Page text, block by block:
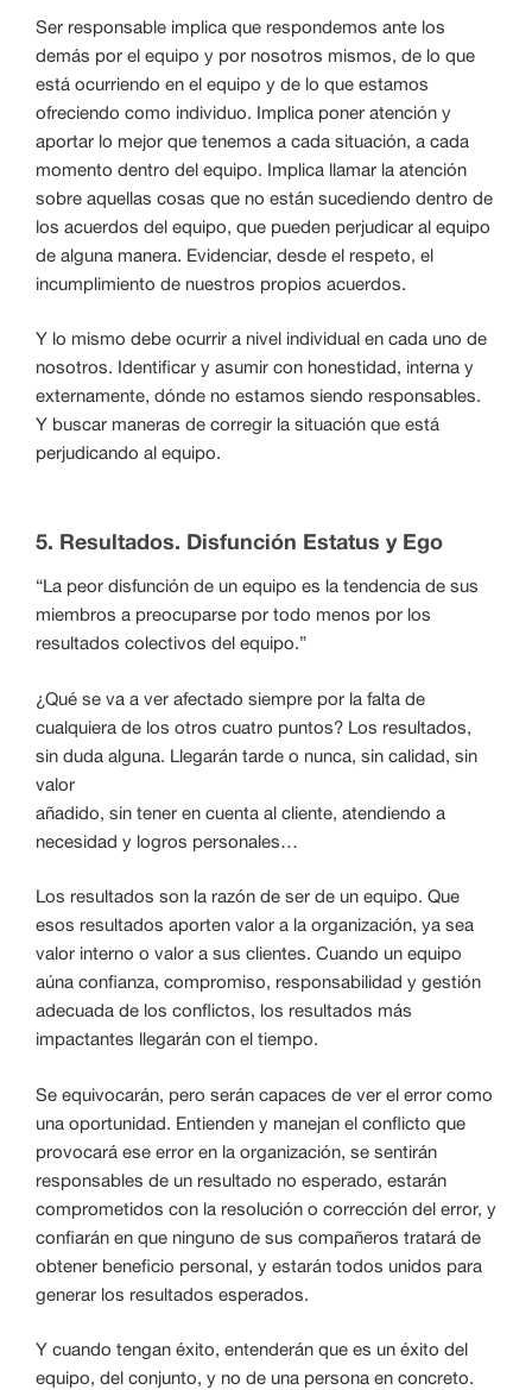
Ser responsable implica que respondemos ante los
demás por el equipo y por nosotros mismos, de lo que
está ocurriendo en el equipo y de lo que estamos
ofreciendo como individuo. Implica poner atención y
aportar lo mejor que tenemos a cada situación, a cada
momento dentro del equipo. Implica llamar la atención
sobre aquellas cosas que no están sucediendo dentro de
los acuerdos del equipo, que pueden perjudicar al equipo
de alguna manera. Evidenciar, desde el respeto, el
incumplimiento de nuestros propios acuerdos.
Y lo mismo debe ocurrir a nivel individual en cada uno de
nosotros. Identificar y asumir con honestidad, interna y
externamente, dónde no estamos siendo responsables.
Y buscar maneras de corregir la situación que está
perjudicando al equipo.
5. Resultados. Disfunción Estatus y Ego
“La peor disfunción de un equipo es la tendencia de sus
miembros a preocuparse por todo menos por los
resultados colectivos del equipo.”
¿Qué se va a ver afectado siempre por la falta de
cualquiera de los otros cuatro puntos? Los resultados,
sin duda alguna. Llegarán tarde o nunca, sin calidad, sin
valor
añadido, sin tener en cuenta al cliente, atendiendo a
necesidad y logros personales…
Los resultados son la razón de ser de un equipo. Que
esos resultados aporten valor a la organización, ya sea
valor interno o valor a sus clientes. Cuando un equipo
aúna confianza, compromiso, responsabilidad y gestión
adecuada de los conflictos, los resultados más
impactantes llegarán con el tiempo.
Se equivocarán, pero serán capaces de ver el error como
una oportunidad. Entienden y manejan el conflicto que
provocará ese error en la organización, se sentirán
responsables de un resultado no esperado, estarán
comprometidos con la resolución o corrección del error, y
confiarán en que ninguno de sus compañeros tratará de
obtener beneficio personal, y estarán todos unidos para
generar los resultados esperados.
Y cuando tengan éxito, entenderán que es un éxito del
equipo, del conjunto, y no de una persona en concreto.